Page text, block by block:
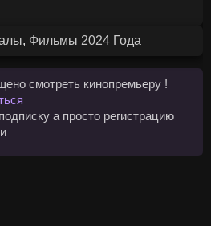
, Фильмы 2024 Года
смотреть кинопремьеру !
а просто регистрацию